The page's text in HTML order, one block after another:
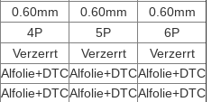
0.60mm 0.60mm
0.60mm
4P 5P
6P
Verzerrt Verzerrt
Verzerrt
Alfolie+DTCAlfolie+DTCAlfolie+DTC
Alfolie+DTCAlfolie+DTCAlfolie+DTC